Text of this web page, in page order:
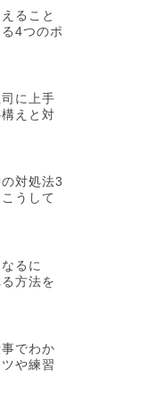
ること
4つのポ
に上手
えと対
対処法3
うして
るに
方法を
でわか
や練習